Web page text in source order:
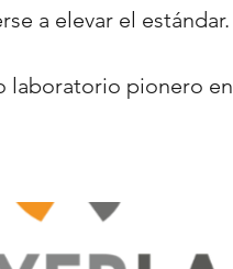
a elevar el estándar.
laboratorio pionero en